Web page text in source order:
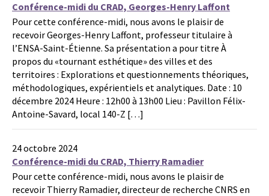
Conférence-midi du CRAD, Georges-Henry Laffont
Pour cette conférence-midi, nous avons le plaisir de
recevoir Georges-Henry Laffont, professeur titulaire à
l’ENSA-Saint-Étienne. Sa présentation a pour titre À
propos du «tournant esthétique» des villes et des
territoires : Explorations et questionnements théoriques,
méthodologiques, expérientiels et analytiques. Date : 10
décembre 2024 Heure : 12h00 à 13h00 Lieu : Pavillon Félix-
Antoine-Savard, local 140-Z […]
24 octobre 2024
Conférence-midi du CRAD, Thierry Ramadier
Pour cette conférence-midi, nous avons le plaisir de
recevoir Thierry Ramadier, directeur de recherche CNRS en